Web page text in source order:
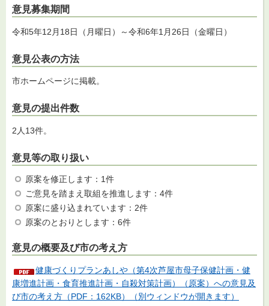
意見募集期間
令和5年12月18日（月曜日）～令和6年1月26日（金曜日）
意見公表の方法
市ホームページに掲載。
意見の提出件数
2人13件。
意見等の取り扱い
原案を修正します：1件
ご意見を踏まえ取組を推進します：4件
原案に盛り込まれています：2件
原案のとおりとします：6件
意見の概要及び市の考え方
健康づくりプランあしや（第4次芦屋市母子保健計画・健
康増進計画・食育推進計画・自殺対策計画）（原案）への意見及
び市の考え方（PDF：162KB）（別ウィンドウが開きます）